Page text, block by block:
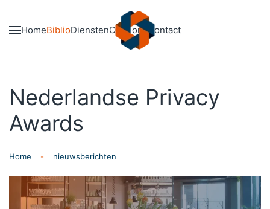
Skip to main content
HomeBiblioDienstenOver onsContact
Nederlandse Privacy
Awards
Home nieuwsberichten